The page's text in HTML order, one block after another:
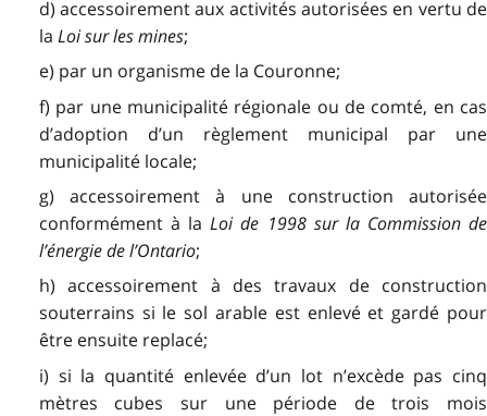
d) accessoirement aux activités autorisées en vertu de
la Loi sur les mines;
e) par un organisme de la Couronne;
f) par une municipalité régionale ou de comté, en cas
d’adoption d’un règlement municipal par une
municipalité locale;
g) accessoirement à une construction autorisée
conformément à laLoi de 1998 sur la Commission de
l’énergie de l’Ontario;
h) accessoirement à des travaux de construction
souterrains si le sol arable est enlevé et gardé pour
être ensuite replacé;
i) si la quantité enlevée d’un lot n’excède pas cinq
mètres cubes sur une période de trois mois